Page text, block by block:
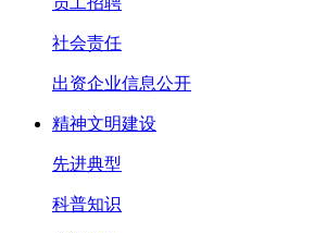
社会责任
出资企业信息公开
精神文明建设
先进典型
科普知识